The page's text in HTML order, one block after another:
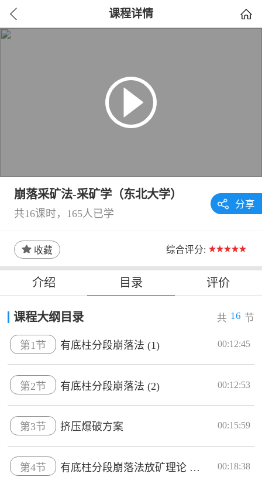
课程详情
崩落采矿法-采矿学（东北大学）
共16课时，165人已学
分享
收藏 综合评分:
介绍 目录 评价
课程大纲目录 共 16 节
第1节 有底柱分段崩落法 (1) 00:12:45
第2节 有底柱分段崩落法 (2) 00:12:53
第3节 挤压爆破方案 00:15:59
第4节 有底柱分段崩落法放矿理论 (1)... 00:18:38